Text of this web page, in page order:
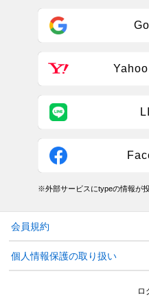
※外部サービスにtypeの情報が
会員規約
個人情報保護の取り扱い
ロ